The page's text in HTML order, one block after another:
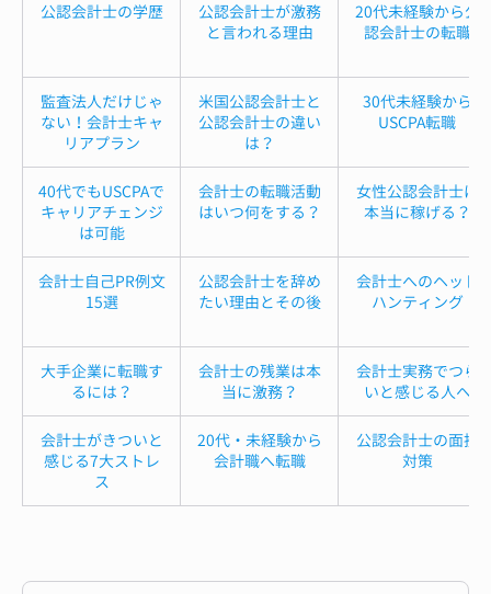
公認会計士の学歴
公認会計士が激務
と言われる理由
20代未経験から公
認会計士の転職
監査法人だけじゃ
ない！会計士キャ
リアプラン
米国公認会計士と
公認会計士の違い
は？
30代未経験から
USCPA転職
40代でもUSCPAで
キャリアチェンジ
は可能
会計士の転職活動
はいつ何をする？
女性公認会計士は
本当に稼げる？
会計士自己PR例文
15選
公認会計士を辞め
たい理由とその後
会計士へのヘッド
ハンティング
大手企業に転職す
るには？
会計士の残業は本
当に激務？
会計士実務でつら
いと感じる人へ
会計士がきついと
感じる7大ストレ
ス
20代・未経験から
会計職へ転職
公認会計士の面接
対策